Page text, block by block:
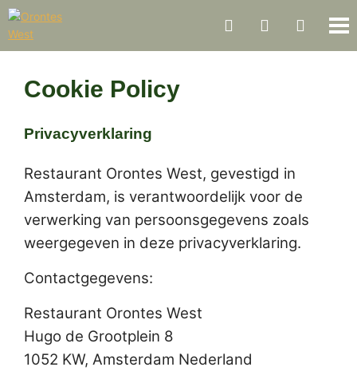
Cookie Policy
Privacyverklaring
Restaurant Orontes West, gevestigd in
Amsterdam, is verantwoordelijk voor de
verwerking van persoonsgegevens zoals
weergegeven in deze privacyverklaring.
Contactgegevens:
Restaurant Orontes West
Hugo de Grootplein 8
1052 KW, Amsterdam Nederland